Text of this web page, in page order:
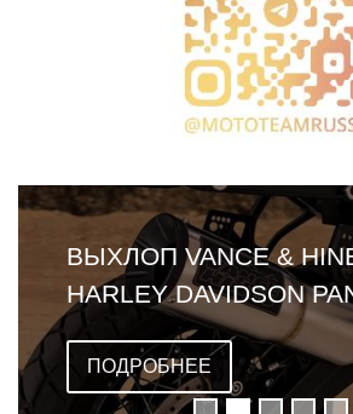
ВЫХЛОП VANCE &
HARLEY DAVIDSON
AMERICA
ПОДРОБНЕЕ